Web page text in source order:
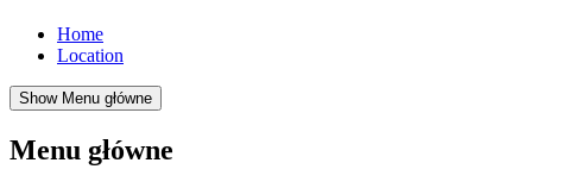
Home
Location
Show Menu główne
Menu główne